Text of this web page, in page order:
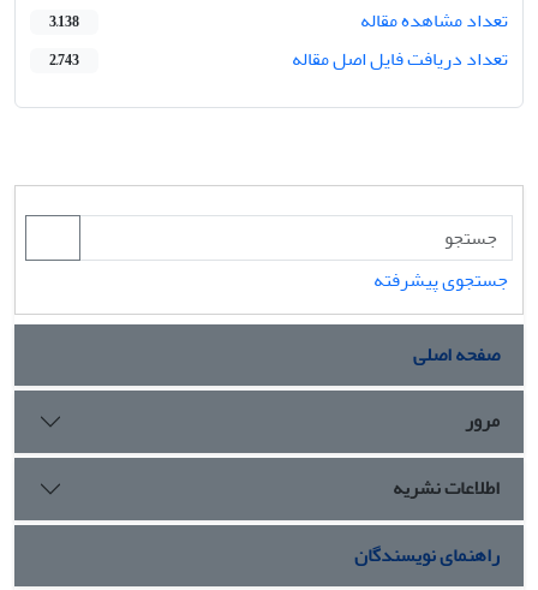
تعداد مشاهده مقاله
3,138
تعداد دریافت فایل اصل مقاله 2,743
جستجوی پیشرفته
صفحه اصلی
مرور
اطلاعات نشریه
راهنمای نویسندگان